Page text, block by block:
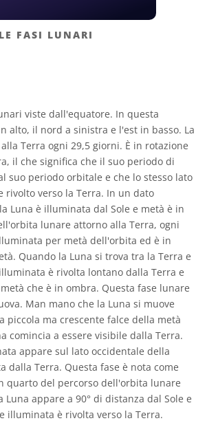
FASI LUNARI
viste dall'equatore. In questa
alto, il nord a sinistra e l'est in basso. La
Terra ogni 29,5 giorni. È in rotazione
il che significa che il suo periodo di
suo periodo orbitale e che lo stesso lato
rivolto verso la Terra. In un dato
Luna è illuminata dal Sole e metà è in
lunare attorno alla Terra, ogni
per metà dell'orbita ed è in
Quando la Luna si trova tra la Terra e
è rivolta lontano dalla Terra e
che è in ombra. Questa fase lunare
Man mano che la Luna si muove
piccola ma crescente falce della metà
comincia a essere visibile dalla Terra.
appare sul lato occidentale della
dalla Terra. Questa fase è nota come
quarto del percorso dell'orbita lunare
appare a 90° di distanza dal Sole e
illuminata è rivolta verso la Terra.